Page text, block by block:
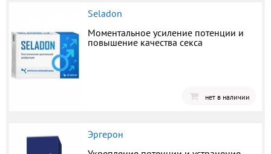
Seladon
Моментальное усиление потенции и
повышение качества секса
нет в наличии
Эргерон